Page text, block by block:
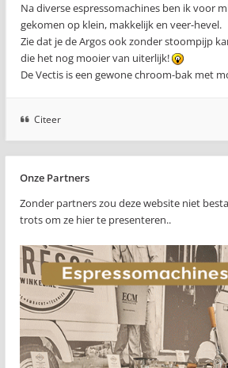
Na diverse espressomachines ben ik voor
gekomen op klein, makkelijk en veer-hevel.
Zie dat je de Argos ook zonder stoompijp
die het nog mooier van uiterlijk!
De Vectis is een gewone chroom-bak met
Citeer
Onze Partners
Zonder partners zou deze website niet
trots om ze hier te presenteren..